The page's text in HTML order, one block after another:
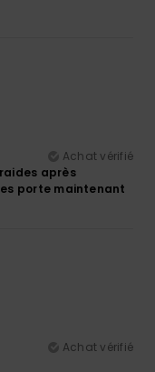
Achat vérifié
après
porte maintenant
Achat vérifié